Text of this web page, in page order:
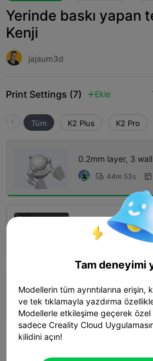
Yerinde baskı yapan
Kenji
jajaum3d
Print Settings (7)  Ekle
Tüm K2 Plus K2 Pro
0.2mm layer, 3
 44m 53s 
0.2mm layer, 2
 26m 12s 
0.2mm layer, 3
seam
 40m 32s 
Tam deneyimi
Modellerin tüm ayrıntılarına
ve tek tıklamayla yazdırma
Modellerle etkileşime geçerek özel
sadece Creality Cloud
kilidini açın!